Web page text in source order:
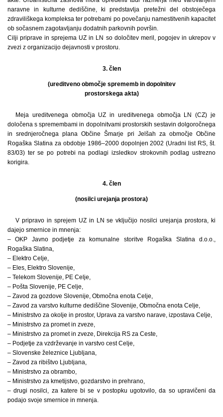
naravne in kulturne dediščine, ki predstavlja pretežni del obstoječega
zdraviliškega kompleksa ter potrebami po povečanju namestitvenih kapacitet
ob sočasnem zagotavljanju dodatnih parkovnih površin.
Cilji priprave in sprejema UZ in LN so določitev meril, pogojev in ukrepov v
zvezi z organizacijo dejavnosti v prostoru.
3. člen
(ureditveno območje sprememb in dopolnitev
prostorskega akta)
Meja ureditvenega območja UZ in ureditvenega območja LN (CZ) je
določena s spremembami in dopolnitvami prostorskih sestavin dolgoročnega
in srednjeročnega plana Občine Šmarje pri Jelšah za območje Občine
Rogaška Slatina za obdobje 1986–2000 dopolnjen 2002 (Uradni list RS, št.
83/03) ter se po potrebi na podlagi izsledkov strokovnih podlag ustrezno
korigira.
4. člen
(nosilci urejanja prostora)
V pripravo in sprejem UZ in LN se vključijo nosilci urejanja prostora, ki
dajejo smernice in mnenja:
– OKP Javno podjetje za komunalne storitve Rogaška Slatina d.o.o.,
Rogaška Slatina,
– Elektro Celje,
– Eles, Elektro Slovenije,
– Telekom Slovenije, PE Celje,
– Pošta Slovenije, PE Celje,
– Zavod za gozdove Slovenije, Območna enota Celje,
– Zavod za varstvo kulturne dediščine Slovenije, Območna enota Celje,
– Ministrstvo za okolje in prostor, Uprava za varstvo narave, izpostava Celje,
– Ministrstvo za promet in zveze,
– Ministrstvo za promet in zveze, Direkcija RS za Ceste,
– Podjetje za vzdrževanje in varstvo cest Celje,
– Slovenske železnice Ljubljana,
– Zavod za ribištvo Ljubljana,
– Ministrstvo za obrambo,
– Ministrstvo za kmetijstvo, gozdarstvo in prehrano,
– drugi nosilci, za katere bi se v postopku ugotovilo, da so upravičeni da
podajo svoje smernice in mnenja.